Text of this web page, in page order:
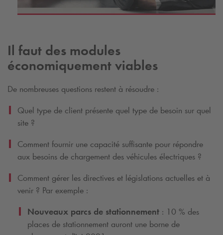
Il faut des modules
économiquement viables
De nombreuses questions restent à résoudre :
Quel type de client présente quel type de besoin sur quel
site ?
Comment fournir une capacité suffisante pour répondre
aux besoins de chargement des véhicules électriques ?
Comment gérer les directives et législations actuelles et à
venir ? Par exemple :
Nouveaux parcs de stationnement : 10 % des
places de stationnement auront une borne de